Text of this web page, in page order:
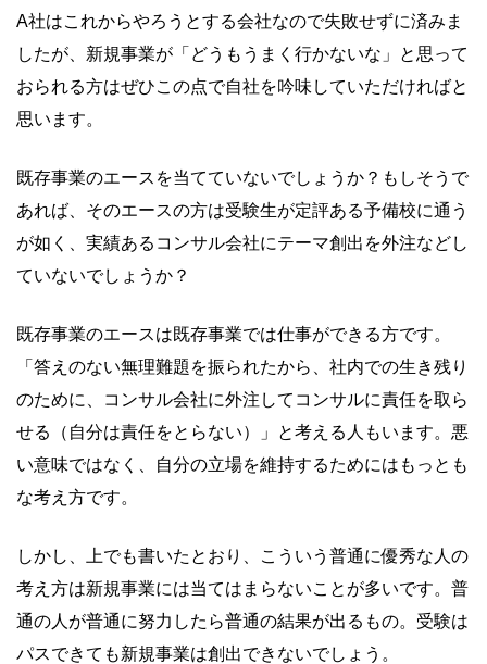
A社はこれからやろうとする会社なので失敗せずに済みま
したが、新規事業が「どうもうまく行かないな」と思って
おられる方はぜひこの点で自社を吟味していただければと
思います。
既存事業のエースを当てていないでしょうか？もしそうで
あれば、そのエースの方は受験生が定評ある予備校に通う
が如く、実績あるコンサル会社にテーマ創出を外注などし
ていないでしょうか？
既存事業のエースは既存事業では仕事ができる方です。
「答えのない無理難題を振られたから、社内での生き残り
のために、コンサル会社に外注してコンサルに責任を取ら
せる（自分は責任をとらない）」と考える人もいます。悪
い意味ではなく、自分の立場を維持するためにはもっとも
な考え方です。
しかし、上でも書いたとおり、こういう普通に優秀な人の
考え方は新規事業には当てはまらないことが多いです。普
通の人が普通に努力したら普通の結果が出るもの。受験は
パスできても新規事業は創出できないでしょう。